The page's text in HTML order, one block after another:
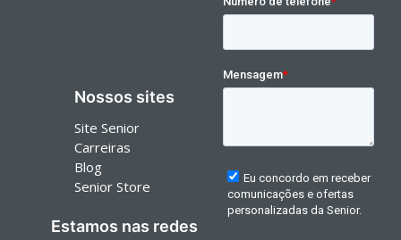
Nossos sites
Site Senior
Carreiras
Blog
Senior Store
Estamos nas redes